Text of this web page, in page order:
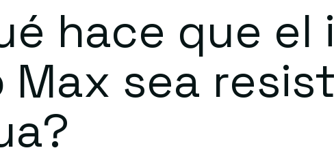
hace que el
Max sea